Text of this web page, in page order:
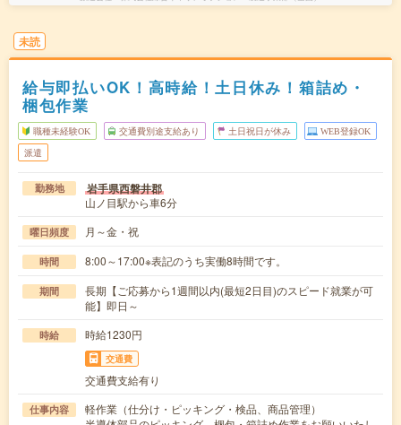
未読
給与即払いOK！高時給！土日休み！箱詰め・
梱包作業
職種未経験OK 交通費別途支給あり 土日祝日が休み WEB登録OK
派遣
勤務地 岩手県西磐井郡
山ノ目駅から車6分
曜日頻度 月～金・祝
時間 8:00～17:00※表記のうち実働8時間です。
期間
長期【ご応募から1週間以内(最短2日目)のスピード就業が可
能】即日～
時給 時給1230円
交通費
交通費支給有り
仕事内容
軽作業（仕分け・ピッキング・検品、商品管理）